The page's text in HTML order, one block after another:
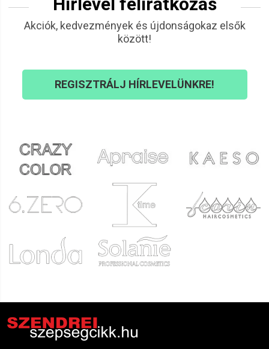
Akciók, kedvezmények és újdonságokaz elsők
között!
REGISZTRÁLJ HÍRLEVELÜNKRE!